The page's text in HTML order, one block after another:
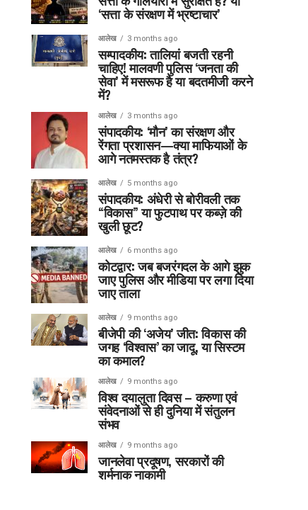
‘सत्ता के संरक्षण में भ्रष्टाचार’
आलेख 3 months ago
सम्पादकीय: तालियां बजती रहनी
चाहिए! मालवणी पुलिस ‘जनता की
सेवा’ में मसरूफ है या बदतमीजी करने
में?
आलेख 3 months ago
संपादकीय: ‘मौन’ का संरक्षण और
रेंगता प्रशासन—क्या माफियाओं के
आगे नतमस्तक है तंत्र?
आलेख 5 months ago
संपादकीय: अंधेरी से बोरीवली तक
“विकास” या फुटपाथ पर कब्ज़े की
खुली छूट?
आलेख 6 months ago
कोटद्वार: जब बजरंगदल के आगे झुक
जाए पुलिस और मीडिया पर लगा दिया
जाए ताला
आलेख 9 months ago
बीजेपी की ‘अजेय’ जीत: विकास की
जगह ‘विश्वास’ का जादू, या सिस्टम
का कमाल?
आलेख 9 months ago
विश्व दयालुता दिवस – करुणा एवं
संवेदनाओं से ही दुनिया में संतुलन
संभव
आलेख 9 months ago
जानलेवा प्रदूषण, सरकारों की
शर्मनाक नाकामी